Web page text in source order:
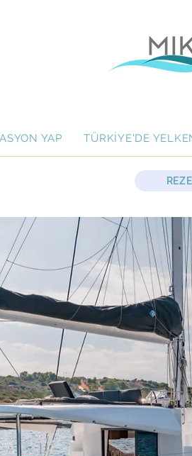
YAP TÜRKİYE'DE